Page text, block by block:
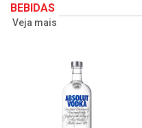
BEBIDAS
Veja mais